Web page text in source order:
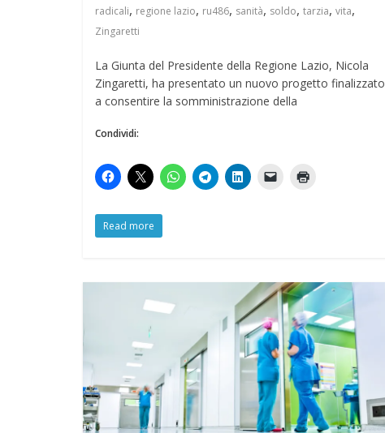
radicali, regione lazio, ru486, sanità, soldo, tarzia, vita,
Zingaretti
La Giunta del Presidente della Regione Lazio, Nicola
Zingaretti, ha presentato un nuovo progetto finalizzato
a consentire la somministrazione della
Condividi:
Read more